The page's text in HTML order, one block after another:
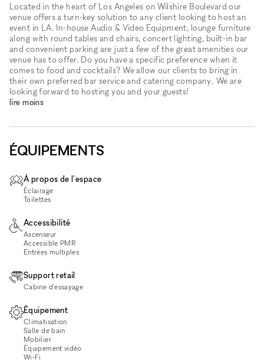
Located in the heart of Los Angeles on Wilshire Boulevard our
venue offers a turn-key solution to any client looking to host an
event in LA. In-house Audio & Video Equipment, lounge furniture
along with round tables and chairs, concert lighting, built-in bar
and convenient parking are just a few of the great amenities our
venue has to offer. Do you have a specific preference when it
comes to food and cocktails? We allow our clients to bring in
their own preferred bar service and catering company. We are
looking forward to hosting you and your guests!
lire moins
ÉQUIPEMENTS
À propos de l'espace
Éclairage
Toilettes
Accessibilité
Ascenseur
Accessible PMR
Entrées multiples
Support retail
Cabine d'essayage
Équipement
Climatisation
Salle de bain
Mobilier
Équipement vidéo
Wi‑Fi